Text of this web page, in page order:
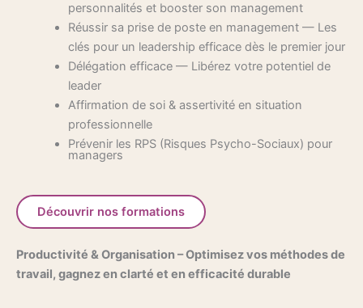
personnalités et booster son management
Réussir sa prise de poste en management — Les
clés pour un leadership efficace dès le premier jour
Délégation efficace — Libérez votre potentiel de
leader
Affirmation de soi & assertivité en situation
professionnelle
Prévenir les RPS (Risques Psycho-Sociaux) pour
managers
Découvrir nos formations
Productivité & Organisation – Optimisez vos méthodes de
travail, gagnez en clarté et en efficacité durable